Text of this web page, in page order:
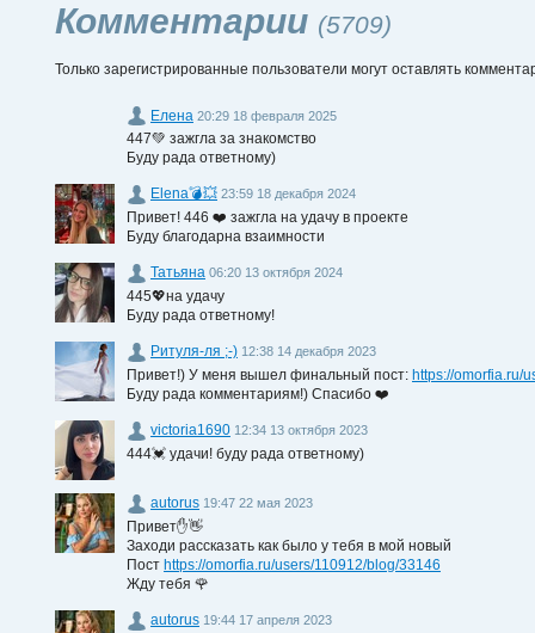
Комментарии (5709)
Только зарегистрированные пользователи могут оставлять
Елена 20:29 18 февраля 2025
447💚 зажгла за знакомство
Буду рада ответному)
Еlena💣💥 23:59 18 декабря 2024
Привет! 446 ❤️ зажгла на удачу в проекте
Буду благодарна взаимности
Татьяна 06:20 13 октября 2024
445💖на удачу
Буду рада ответному!
Ритуля-ля ;-) 12:38 14 декабря 2023
Привет!) У меня вышел финальный пост: https://omorfia.ru/
Буду рада комментариям!) Спасибо ❤️
victoria1690 12:34 13 октября 2023
444💓 удачи! буду рада ответному)
autorus 19:47 22 мая 2023
Привет✋👋
Заходи рассказать как было у тебя в мой новый
Пост https://omorfia.ru/users/110912/blog/33146
Жду тебя 🌹
autorus 19:44 17 апреля 2023